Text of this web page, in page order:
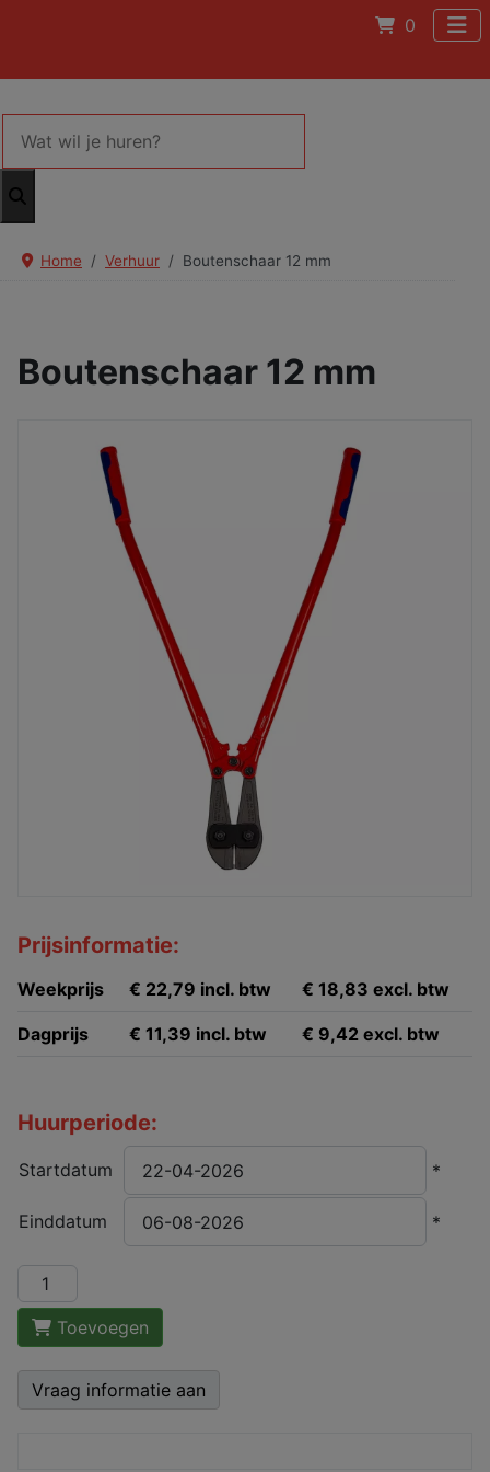
0
Home Verhuur Boutenschaar 12 mm
Boutenschaar 12 mm
Prijsinformatie:
Weekprijs € 22,79 incl. btw € 18,83 excl. btw
Dagprijs € 11,39 incl. btw € 9,42 excl. btw
Huurperiode:
Startdatum *
Einddatum *
Toevoegen
Vraag informatie aan